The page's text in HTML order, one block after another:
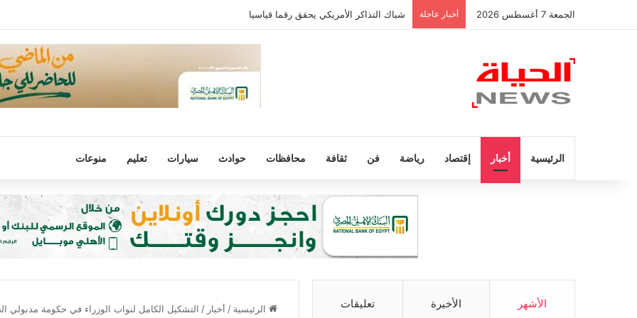
الجمعة 7 أغسطس 2026 أخبار عاجلة شباك التذاكر الأمريكي يحقق رقما قياسيا
الرئيسية أخبار إقتصاد رياضة فن ثقافة محافظات حوادث سيارات تعليم منوعات
الرئيسية / أخبار / التشكيل الكامل لنواب الوزراء في حكومة مدبولي الأشهر الأخيرة تعليقات